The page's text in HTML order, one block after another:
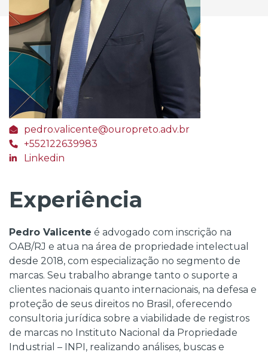
pedro.valicente@ouropreto.adv.br
+552122639983
Linkedin
Experiência
Pedro Valicente é advogado com inscrição na
OAB/RJ e atua na área de propriedade intelectual
desde 2018, com especialização no segmento de
marcas. Seu trabalho abrange tanto o suporte a
clientes nacionais quanto internacionais, na defesa e
proteção de seus direitos no Brasil, oferecendo
consultoria jurídica sobre a viabilidade de registros
de marcas no Instituto Nacional da Propriedade
Industrial – INPI, realizando análises, buscas e